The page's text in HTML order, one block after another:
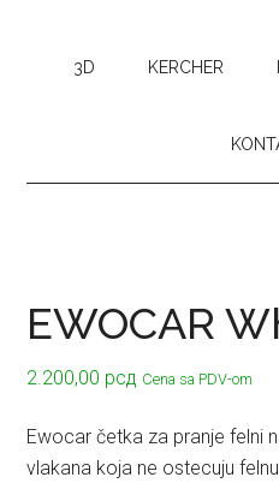
3D KERCHER
EWOCAR
2.200,00 рсд Cena sa PDV-om
Ewocar četka za pranje felni
vlakana koja ne ostecuju